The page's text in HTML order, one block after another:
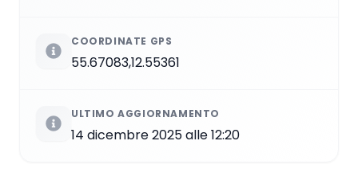
COORDINATE GPS
55.67083,12.55361
ULTIMO AGGIORNAMENTO
14 dicembre 2025 alle 12:20